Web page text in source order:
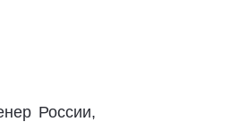
России,